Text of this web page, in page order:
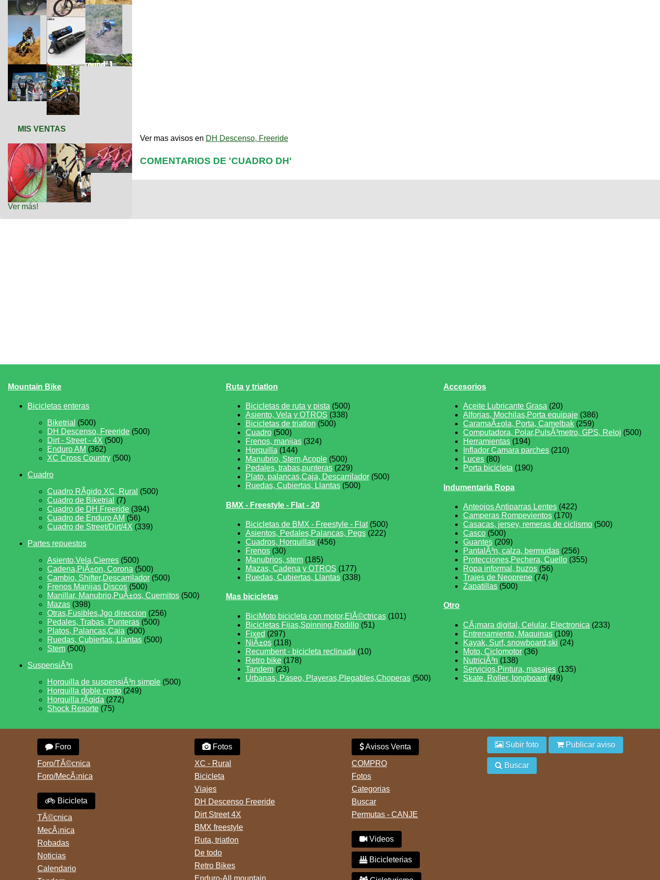
MIS VENTAS
Ver más!
Ver mas avisos en DH Descenso, Freeride
COMENTARIOS DE 'CUADRO DH'
Mountain Bike
Bicicletas enteras
Biketrial (500)
DH Descenso, Freeride (500)
Dirt - Street - 4X (500)
Enduro AM (362)
XC Cross Country (500)
Cuadro
Cuadro RÃ­gido XC, Rural (500)
Cuadro de Biketrial (7)
Cuadro de DH Freeride (394)
Cuadro de Enduro AM (56)
Cuadro de Street/Dirt/4X (339)
Partes repuestos
Asiento,Vela,Cierres (500)
Cadena,PiÃ±on, Corona (500)
Cambio, Shifter,Descarrilador (500)
Frenos Manijas Discos (500)
Manillar, Manubrio,PuÃ±os, Cuernitos (500)
Mazas (398)
Otras,Fusibles,Jgo direccion (256)
Pedales, Trabas, Punteras (500)
Platos, Palancas,Caja (500)
Ruedas, Cubiertas, Llantas (500)
Stem (500)
SuspensiÃ³n
Horquilla de suspensiÃ³n simple (500)
Horquilla doble cristo (249)
Horquilla rÃ­gida (272)
Shock Resorte (75)
Ruta y triatlon
Bicicletas de ruta y pista(500)
Asiento, Vela y OTROS (338)
Bicicletas de triatlon (500)
Cuadro(500)
Frenos, manijas(324)
Horquilla(144)
Manubrio, Stem,Acople(500)
Pedales, trabas,punteras(229)
Plato, palancas,Caja, Descarrilador(500)
Ruedas, Cubiertas, Llantas(500)
BMX - Freestyle - Flat - 20
Bicicletas de BMX - Freestyle - Flat(500)
Asientos, Pedales,Palancas, Pegs(222)
Cuadros, Horquillas(456)
Frenos(30)
Manubrios, stem(185)
Mazas, Cadena y OTROS (177)
Ruedas, Cubiertas, Llantas(338)
Mas bicicletas
BiciMoto bicicleta con motor,ElÃ©ctricas(101)
Bicicletas Fijas,Spinning,Rodillo(51)
Fixed (297)
NiÃ±os(118)
Recumbent - bicicleta reclinada (10)
Retro bike(178)
Tandem(23)
Urbanas, Paseo, Playeras,Plegables,Choperas(500)
Accesorios
Aceite Lubricante Grasa (20)
Alforjas, Mochilas,Porta equipaje (386)
CaramaÃ±ola, Porta, Camelbak (259)
Computadora, Polar,PulsÃ³metro, GPS, Reloj (500)
Herramientas (194)
Inflador Camara parches (210)
Luces (80)
Porta bicicleta (190)
Indumentaria Ropa
Anteojos Antiparras Lentes (422)
Camperas Rompevientos (170)
Casacas, jersey, remeras de ciclismo (500)
Casco (500)
Guantes (209)
PantalÃ³n, calza, bermudas (256)
Protecciones,Pechera, Cuello (355)
Ropa informal, buzos (56)
Trajes de Neoprene (74)
Zapatillas (500)
Otro
CÃ¡mara digital, Celular, Electronica (233)
Entrenamiento, Maquinas (109)
Kayak, Surf, snowboard,ski (24)
Moto, Ciclomotor (36)
NutriciÃ³n (138)
Servicios,Pintura, masajes (135)
Skate, Roller, longboard (49)
Foro
Foro/TÃ©cnica
Foro/MecÃ¡nica
Bicicleta
TÃ©cnica
MecÃ¡nica
Robadas
Noticias
Calendario
Fotos
XC - Rural
Bicicleta
Viajes
DH Descenso Freeride
Dirt Street 4X
BMX freestyle
Ruta, triatlon
De todo
Retro Bikes
Avisos Venta
COMPRO
Fotos
Categorias
Buscar
Permutas - CANJE
Videos
Bicicleterias
Subir foto Publicar aviso
Buscar